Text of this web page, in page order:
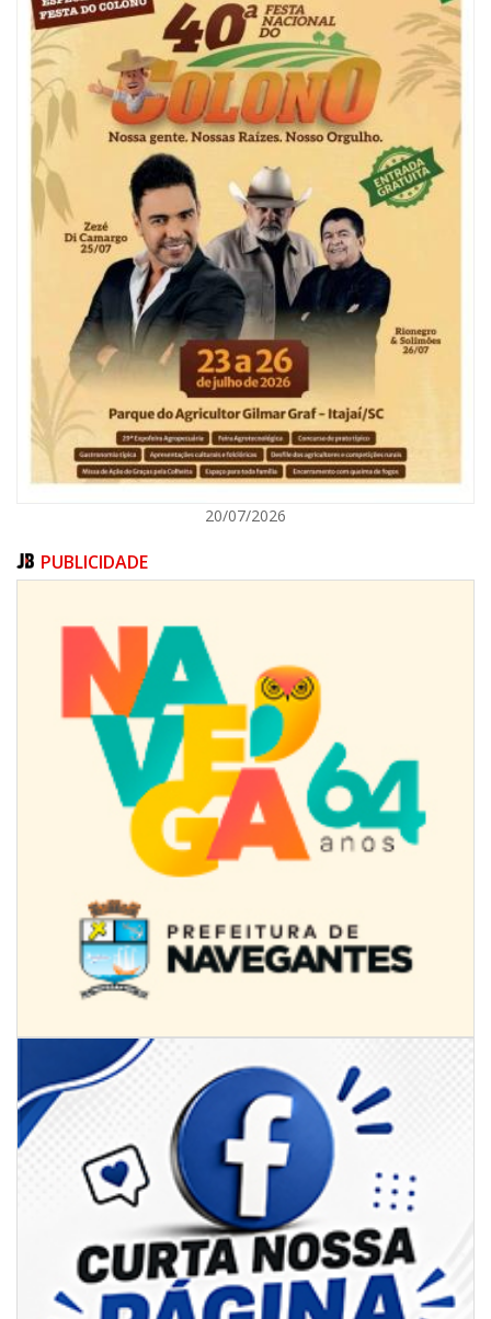
07/08/2026 | 18:03
COLUNA DO PRISCO PARAÍSO: Mídia domesticada, Centrão comprado e
Supremo fazendo jogo sujo
ITAJAÍ
Reginaldo Sama sobe ao palco nesta sexta, às 19h
BALNEÁRIO CAMBORIÚ
20/07/2026
PUBLICIDADE